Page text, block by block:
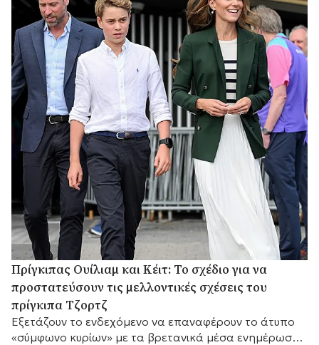
Πρίγκιπας Ουίλιαμ και Κέιτ: Το σχέδιο για να
προστατεύσουν τις μελλοντικές σχέσεις του
πρίγκιπα Τζορτζ
Eξετάζουν το ενδεχόμενο να επαναφέρουν το άτυπο
«σύμφωνο κυρίων» με τα βρετανικά μέσα ενημέρωσης,